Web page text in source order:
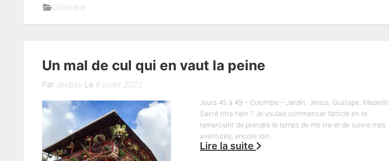
Colombie
Un mal de cul qui en vaut la peine
Par JeebayLe 6 juillet 2022
Jours 45 à 49 – Colombie – Jardín, Jerico, Guatape, Medellín
Sacré titre hein ? Je voulais commencer l’article en te
remerciant de prendre le temps de me lire et de suivre mes
aventures, encore loin …
Lire la suite